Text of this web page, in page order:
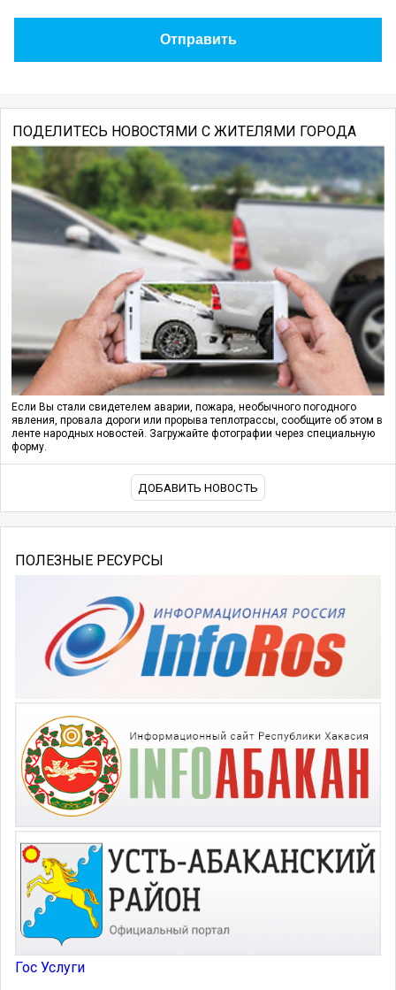
ПОДЕЛИТЕСЬ НОВОСТЯМИ С ЖИТЕЛЯМИ ГОРОДА
Если Вы стали свидетелем аварии, пожара, необычного погодного
явления, провала дороги или прорыва теплотрассы, сообщите об этом в
ленте народных новостей. Загружайте фотографии через специальную
форму.
ДОБАВИТЬ НОВОСТЬ
ПОЛЕЗНЫЕ РЕСУРСЫ
Гос Услуги